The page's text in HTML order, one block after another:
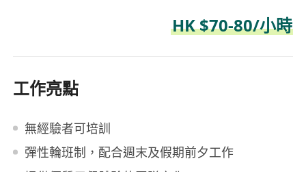
HK $70-80/小時
工作亮點
無經驗者可培訓
彈性輪班制，配合週末及假期前夕工作